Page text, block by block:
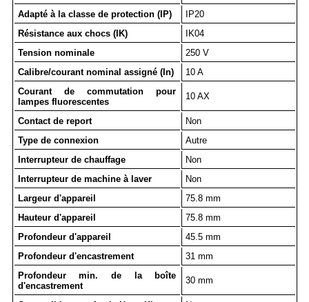
Adapté à la classe de protection (IP)
IP20
Résistance aux chocs (IK)
IK04
Tension nominale
250 V
Calibre/courant nominal assigné (In)
10 A
Courant de commutation pour
lampes fluorescentes
10 AX
Contact de report
Non
Type de connexion
Autre
Interrupteur de chauffage
Non
Interrupteur de machine à laver
Non
Largeur d'appareil
75.8 mm
Hauteur d'appareil
75.8 mm
Profondeur d'appareil
45.5 mm
Profondeur d'encastrement
31 mm
Profondeur min. de la boîte
d'encastrement
30 mm